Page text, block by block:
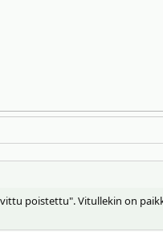
poistettu". Vitullekin on